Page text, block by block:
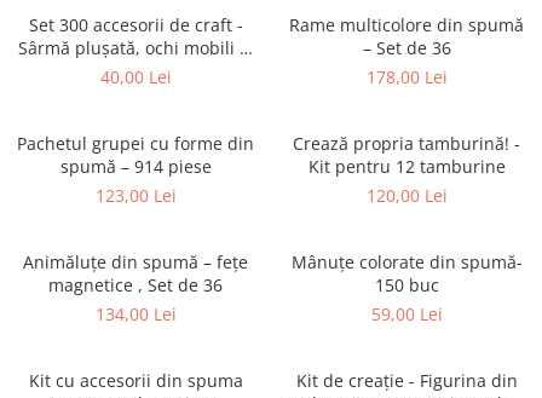
Puzzle-uri progresive
Puzzle-uri stratificate
Instrumente si accesorii pentru
Lucru manual
Cusut si tricotaj
Suport pentru decor
Modelaj
Pictura pe numere
pentru copii
Jocuri de societate pentru copii
Jocuri matematice
Jocuri pentru stimularea
senzoriala
Stimulare olfactiva si gustativa
Stimulare tactila
Set 300 accesorii de craft -
Sârmă plușată, ochi mobili și
pom-poms
40,00 Lei
Rame multicolore din spumă
– Set de 36
178,00 Lei
Pachetul grupei cu forme din
spumă – 914 piese
123,00 Lei
Crează propria tamburină! -
Kit pentru 12 tamburine
120,00 Lei
Animăluțe din spumă – fețe
magnetice , Set de 36
134,00 Lei
Mânuțe colorate din spumă-
150 buc
59,00 Lei
Kit cu accesorii din spuma
Kit de creație - Figurina din